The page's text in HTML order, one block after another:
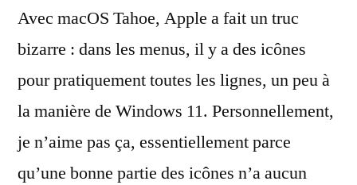
le
terminal »
apps
via
le
terminal
Avec macOS Tahoe, Apple a fait un truc
bizarre : dans les menus, il y a des icônes
pour pratiquement toutes les lignes, un peu à
la manière de Windows 11. Personnellement,
je n’aime pas ça, essentiellement parce
qu’une bonne partie des icônes n’a aucun